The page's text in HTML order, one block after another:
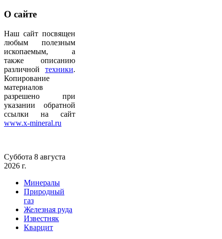
О сайте
Наш сайт посвящен
любым полезным
ископаемым, а
также описанию
различной техники.
Копирование
материалов
разрешено при
указании обратной
ссылки на сайт
www.x-mineral.ru
Суббота 8 августа
2026 г.
Минералы
Природный
газ
Железная руда
Известняк
Кварцит